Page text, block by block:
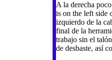
A la derecha
is on the left side
izquierdo de la
final de la
trabajo sin el
de desbaste, así